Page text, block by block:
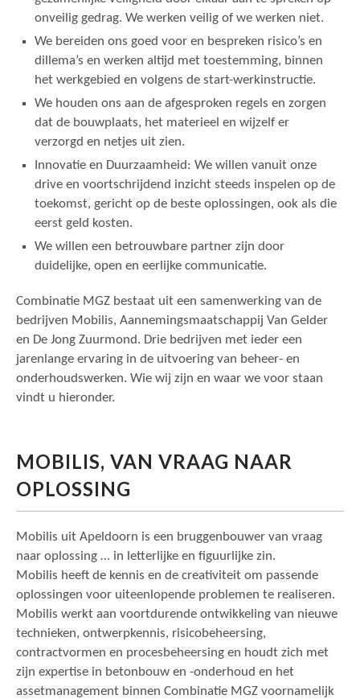
onveilig gedrag. We werken veilig of we werken niet.
We bereiden ons goed voor en bespreken risico’s en
dillema’s en werken altijd met toestemming, binnen
het werkgebied en volgens de start-werkinstructie.
We houden ons aan de afgesproken regels en zorgen
dat de bouwplaats, het materieel en wijzelf er
verzorgd en netjes uit zien.
Innovatie en Duurzaamheid: We willen vanuit onze
drive en voortschrijdend inzicht steeds inspelen op de
toekomst, gericht op de beste oplossingen, ook als die
eerst geld kosten.
We willen een betrouwbare partner zijn door
duidelijke, open en eerlijke communicatie.
Combinatie MGZ bestaat uit een samenwerking van de
bedrijven Mobilis, Aannemingsmaatschappij Van Gelder
en De Jong Zuurmond. Drie bedrijven met ieder een
jarenlange ervaring in de uitvoering van beheer- en
onderhoudswerken. Wie wij zijn en waar we voor staan
vindt u hieronder.
MOBILIS, VAN VRAAG NAAR
OPLOSSING
Mobilis uit Apeldoorn is een bruggenbouwer van vraag
naar oplossing … in letterlijke en figuurlijke zin.
Mobilis heeft de kennis en de creativiteit om passende
oplossingen voor uiteenlopende problemen te realiseren.
Mobilis werkt aan voortdurende ontwikkeling van nieuwe
technieken, ontwerpkennis, risicobeheersing,
contractvormen en procesbeheersing en houdt zich met
zijn expertise in betonbouw en -onderhoud en het
assetmanagement binnen Combinatie MGZ voornamelijk